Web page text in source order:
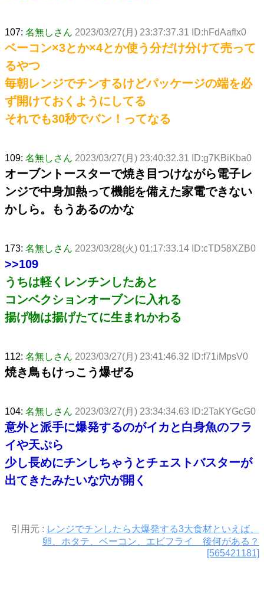
107: 名無しさん 2023/03/27(月) 23:37:37.31 ID:hFdAaflx0
ベーコン×3とか×4とか使う分だけ分けて売って
るやつ
毎朝レンジでチンするけどパッケージの端を必
ず開けておくようにしてる
それでも30秒でバン！ってなる
109: 名無しさん 2023/03/27(月) 23:40:32.31 ID:g7KBiKba0
オーブントースターで焼き目つけながら電子レ
ンジで中身加熱って機能を備えた家電できない
かしら。もうあるのかな
173: 名無しさん 2023/03/28(火) 01:17:33.14 ID:cTD58XZB0
>>109
うちは軽くレンチンしたあと
コンベクションオーブンに入れる
揚げ物は揚げたてに生まれかわる
112: 名無しさん 2023/03/27(月) 23:41:46.32 ID:f71iMpsV0
焼き鳥もけっこう爆ぜる
104: 名無しさん 2023/03/27(月) 23:34:34.63 ID:2TaKYGcG0
意外と派手に爆発するのがイカと白身魚のフラ
イや天ぷら
少し長めにチンしちゃうとチェストバスターが
出てきたみたいな穴が開く
引用元 : レンジでチンしたら大爆発する3大食材といえば、
卵、ホタテ、ベーコン、エビフライ 後何がある？
[565421181]